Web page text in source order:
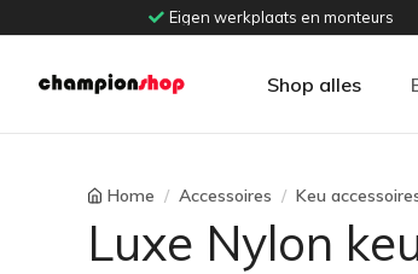
Eigen werkplaats en monteurs
Shop alles
Home Accessoires Keu
Luxe Nylon